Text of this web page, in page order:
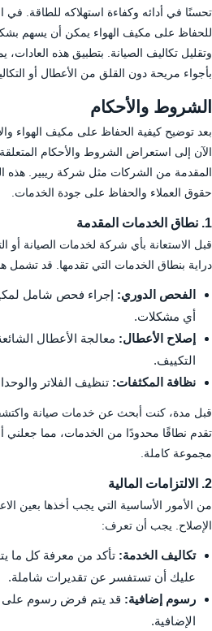
تحسنًا في أدائه وكفاءة استهلاكه للطاقة. في
للحفاظ على مكيف الهواء يمكن أن يسهم
وتقليل تكاليف الصيانة. بتطبيق هذه
بأجواء مريحة دون القلق من الأعطال أو
الشروط والأحكام
بعد توضيح كيفية الحفاظ على مكيف الهواء
الآن إلى استعراض الشروط والأحكام
المقدمة من الشركات مثل شركة ريبير. هذه
حقوق العملاء والحفاظ على جودة الخدمات.
1. نطاق الخدمات المقدمة
قبل الاستعانة بأي شركة لخدمات الصيانة أو
دراية بنطاق الخدمات التي تقدمها. قد تشمل
الفحص الدوري: إجراء فحص شامل
أي مشكلات.
إصلاح الأعطال: معالجة الأعطال
التكييف.
نظافة المكثفات: تنظيف الفلاتر
قبل مدة، كنت أبحث عن خدمات صيانة
تقدم نطاقًا محدودًا من الخدمات، مما جعلني
مجموعة كاملة.
2. الالتزامات المالية
من الأمور الأساسية التي يجب أخذها بعين
الإصلاح. يجب أن تعرف:
تكاليف الخدمة: تأكد من معرفة كل ما
عليك أن تستفسر عن تقديرات شاملة.
رسوم إضافية: قد يتم فرض رسوم على
الإضافية.